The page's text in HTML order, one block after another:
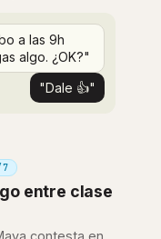
a las 9h
algo. ¿OK?"
"Dale 👍"
7
entre clase
contesta en